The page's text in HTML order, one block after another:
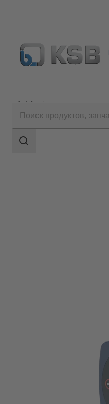
поиска
Область